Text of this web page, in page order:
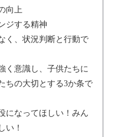
向上
ジする精神
く、状況判断と行動で
く意識し、子供たちに
ちの大切とする3か条で
になってほしい！みん
い！